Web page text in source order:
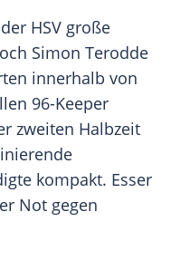
HSV große
Simon Terodde
innerhalb von
96-Keeper
zweiten Halbzeit
kompakt. Esser
Not gegen